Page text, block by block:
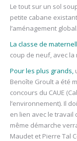
Le tout sur un sol
petite cabane
l’aménagement global.
La classe de
coup de neuf, avec
Pour les plus grands,
Benoîte Groult a été
concours du CAUE
l’environnement). Il
en lien avec le travail
même démarche
Maudet et Pierre Tal